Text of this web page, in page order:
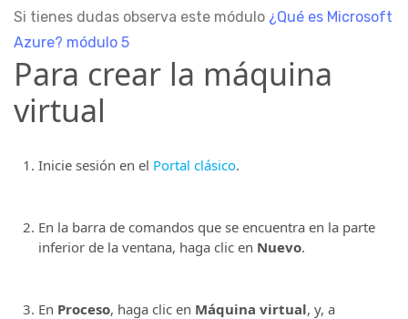
Si tienes dudas observa este módulo ¿Qué es Microsoft
Azure? módulo 5
Para crear la máquina
virtual
Inicie sesión en el Portal clásico.
En la barra de comandos que se encuentra en la parte
inferior de la ventana, haga clic en Nuevo.
En Proceso, haga clic en Máquina virtual, y, a